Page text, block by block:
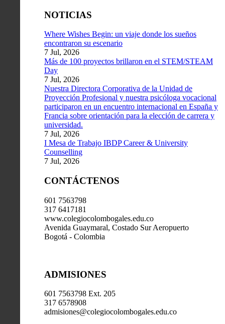
NOTICIAS
Where Wishes Begin: un viaje donde los sueños
encontraron su escenario
7 Jul, 2026
Más de 100 proyectos brillaron en el STEM/STEAM
Day
7 Jul, 2026
Nuestra Directora Corporativa de la Unidad de
Proyección Profesional y nuestra psicóloga vocacional
participaron en un encuentro internacional en España y
Francia sobre orientación para la elección de carrera y
universidad.
7 Jul, 2026
I Mesa de Trabajo IBDP Career & University
Counselling
7 Jul, 2026
CONTÁCTENOS
601 7563798
317 6417181
www.colegiocolombogales.edu.co
Avenida Guaymaral, Costado Sur Aeropuerto
Bogotá - Colombia
ADMISIONES
601 7563798 Ext. 205
317 6578908
admisiones@colegiocolombogales.edu.co